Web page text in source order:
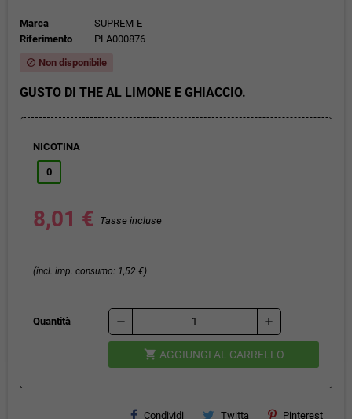
Marca
SUPREM-E
Riferimento
PLA000876
block Non disponibile
GUSTO DI THE AL LIMONE E GHIACCIO.
NICOTINA
0
8,01 € Tasse incluse
(incl. imp. consumo: 1,52 €)
Quantità remove add
shopping_cart AGGIUNGI AL CARRELLO
Condividi Twitta Pinterest